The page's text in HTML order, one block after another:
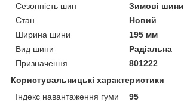
Сезонність шин
Зимові шини
Стан
Новий
Ширина шини
195 мм
Вид шини
Радіальна
Призначення
801222
Користувальницькі характеристики
Індекс навантаження гуми
95